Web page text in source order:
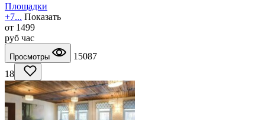
Площадки
+7... Показать
от 1499
руб час
Просмотры
15087
18